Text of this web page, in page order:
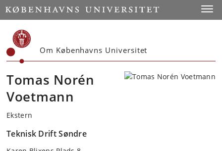
Start
Om Københavns Universitet
Tomas Norén
Voetmann
Ekstern
Teknisk Drift Søndre